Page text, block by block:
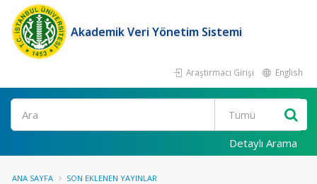
Akademik Veri Yönetim Sistemi
Araştırmacı Girişi English
Ara
Detaylı Arama
ANA SAYFA SON EKLENEN YAYINLAR